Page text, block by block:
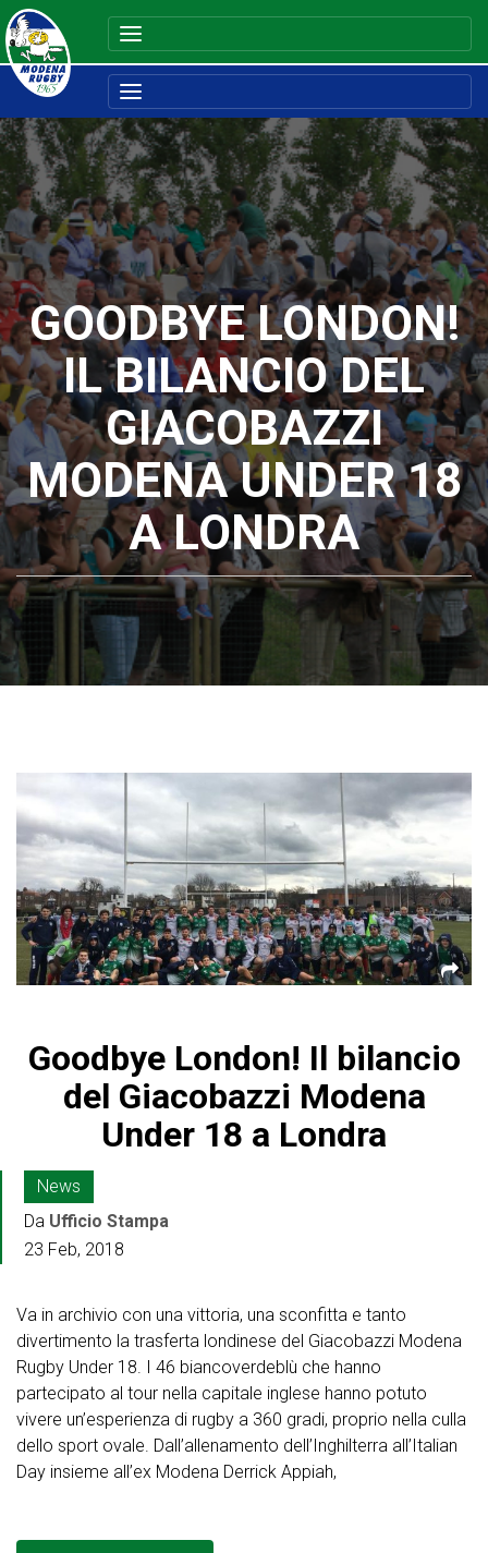
GOODBYE LONDON!
IL BILANCIO DEL
GIACOBAZZI
MODENA UNDER 18
A LONDRA
Goodbye London! Il bilancio
del Giacobazzi Modena
Under 18 a Londra
News
Da Ufficio Stampa
23 Feb, 2018
Va in archivio con una vittoria, una sconfitta e tanto
divertimento la trasferta londinese del Giacobazzi Modena
Rugby Under 18. I 46 biancoverdeblù che hanno
partecipato al tour nella capitale inglese hanno potuto
vivere un’esperienza di rugby a 360 gradi, proprio nella culla
dello sport ovale. Dall’allenamento dell’Inghilterra all’Italian
Day insieme all’ex Modena Derrick Appiah,